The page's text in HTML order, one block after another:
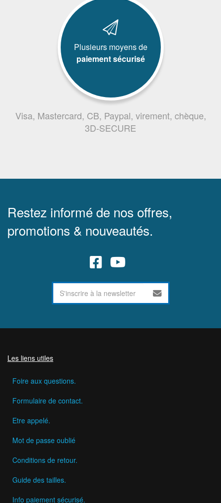
Plusieurs moyens de
paiement sécurisé
Visa, Mastercard, CB, Paypal, virement, chèque,
3D-SECURE
Restez informé de nos offres,
promotions & nouveautés.
Les liens utiles
Foire aux questions.
Formulaire de contact.
Etre appelé.
Mot de passe oublié
Conditions de retour.
Guide des tailles.
Info paiement sécurisé.